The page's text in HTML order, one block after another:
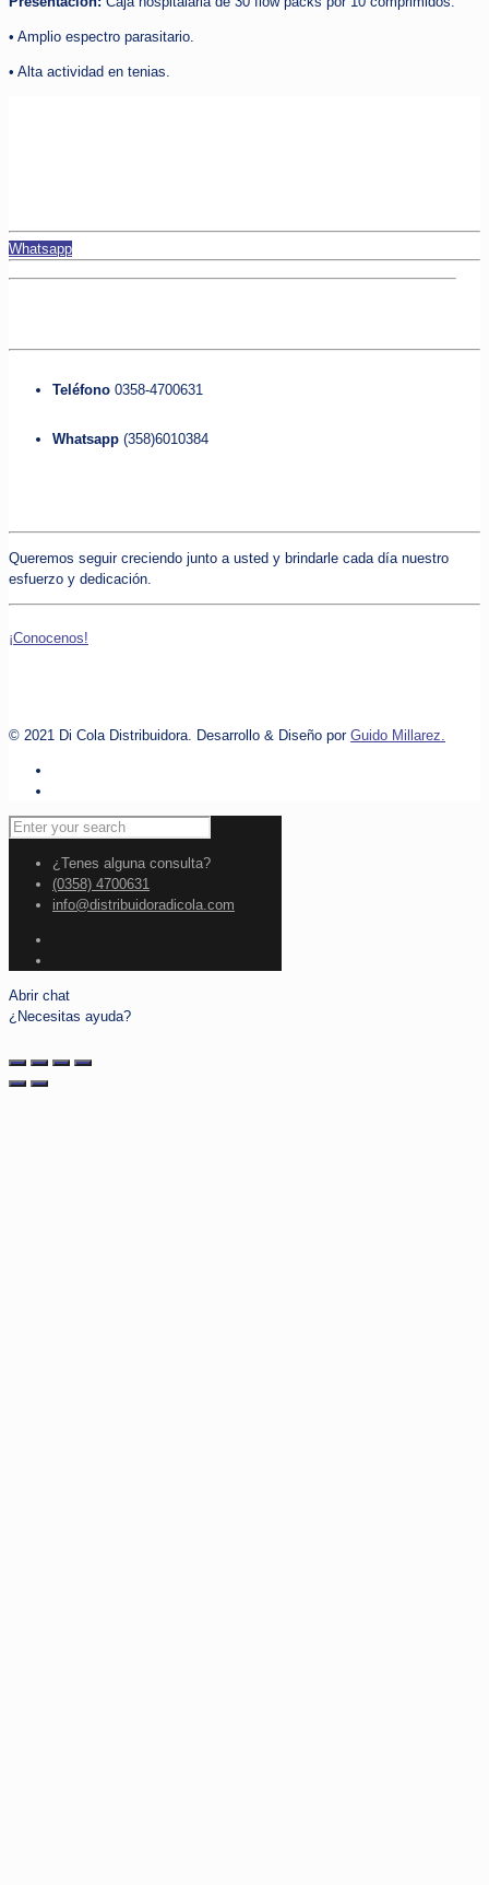
• Amplio espectro parasitario.
• Alta actividad en tenias.
Whatsapp
Teléfono 0358-4700631
Whatsapp (358)6010384
Queremos seguir creciendo junto a usted y brindarle cada día nuestro
esfuerzo y dedicación.
¡Conocenos!
© 2021 Di Cola Distribuidora. Desarrollo & Diseño por Guido Millarez.
¿Tenes alguna consulta?
(0358) 4700631
info@distribuidoradicola.com
Abrir chat
¿Necesitas ayuda?